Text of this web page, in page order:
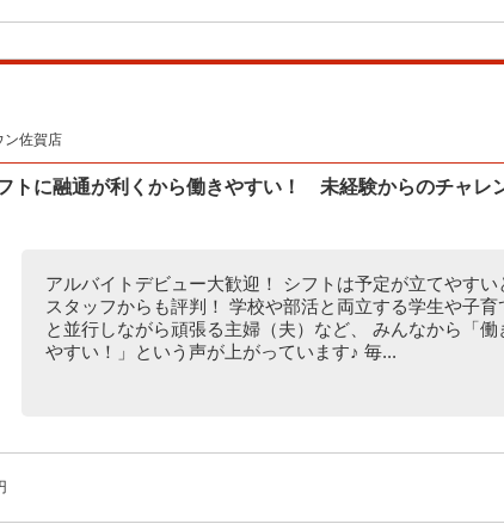
佐賀店
トに融通が利くから働きやすい！ 未経験からのチャレ
アルバイトデビュー大歓迎！ シフトは予定が立てやすい
スタッフからも評判！ 学校や部活と両立する学生や子育
と並行しながら頑張る主婦（夫）など、 みんなから「働
やすい！」という声が上がっています♪ 毎...